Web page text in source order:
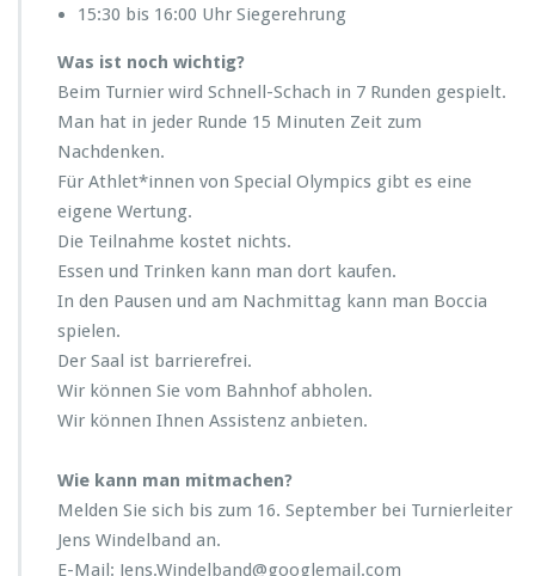
15:30 bis 16:00 Uhr Siegerehrung
Was ist noch wichtig?
Beim Turnier wird Schnell-Schach in 7 Runden gespielt.
Man hat in jeder Runde 15 Minuten Zeit zum
Nachdenken.
Für Athlet*innen von Special Olympics gibt es eine
eigene Wertung.
Die Teilnahme kostet nichts.
Essen und Trinken kann man dort kaufen.
In den Pausen und am Nachmittag kann man Boccia
spielen.
Der Saal ist barrierefrei.
Wir können Sie vom Bahnhof abholen.
Wir können Ihnen Assistenz anbieten.
Wie kann man mitmachen?
Melden Sie sich bis zum 16. September bei Turnierleiter
Jens Windelband an.
E-Mail: Jens.Windelband@googlemail.com